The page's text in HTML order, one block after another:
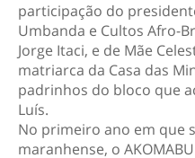
participação do
Umbanda e Cultos Afro-
Jorge Itaci, e de Mãe
matriarca da Casa das
padrinhos do bloco que
Luís.
No primeiro ano em que
maranhense, o